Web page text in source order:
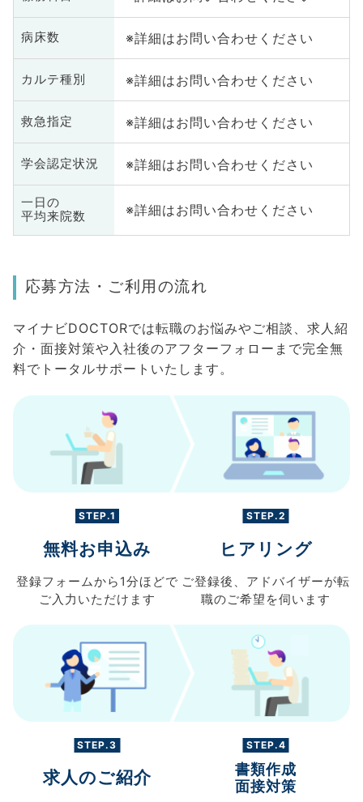
病床数 ※詳細はお問い合わせください
カルテ種別 ※詳細はお問い合わせください
救急指定 ※詳細はお問い合わせください
学会認定状況 ※詳細はお問い合わせください
一日の
平均来院数
※詳細はお問い合わせください
応募方法・ご利用の流れ
マイナビDOCTORでは転職のお悩みやご相談、求人紹
介・面接対策や入社後のアフターフォローまで完全無
料でトータルサポートいたします。
STEP.1
無料お申込み
登録フォームから 1分ほどで
ご入力 いただけます
STEP.2
ヒアリング
ご登録後、 アドバイザーが転
職のご希望を伺います
STEP.3
求人のご紹介
STEP.4
書類作成
面接対策